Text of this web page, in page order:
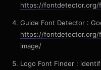
https://
Guide Font Detector :
https://
image/
Logo Font Finder :